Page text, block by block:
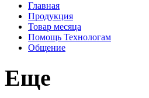
Главная
Продукция
Товар месяца
Помощь Технологам
Общение
Еще